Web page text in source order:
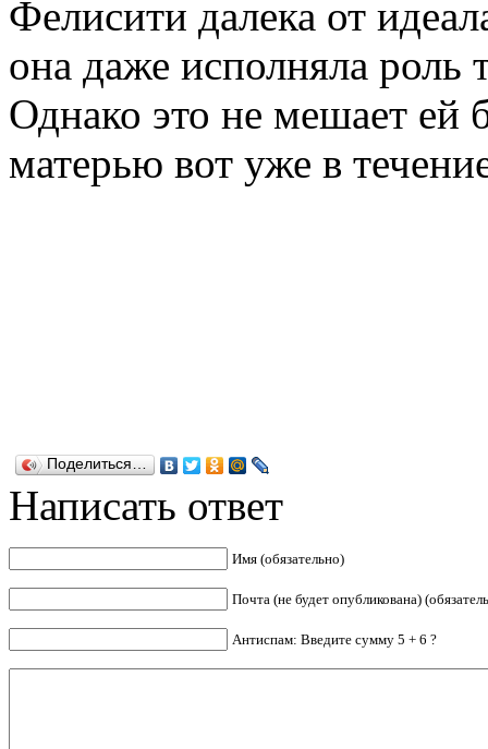
Фелисити далека от
она даже исполняла роль
Однако это не мешает ей
матерью вот уже в
Поделиться…
Написать ответ
Имя (обязательно)
Почта (не будет опубликована)
Антиспам: Введите сумму 5 + 6 ?